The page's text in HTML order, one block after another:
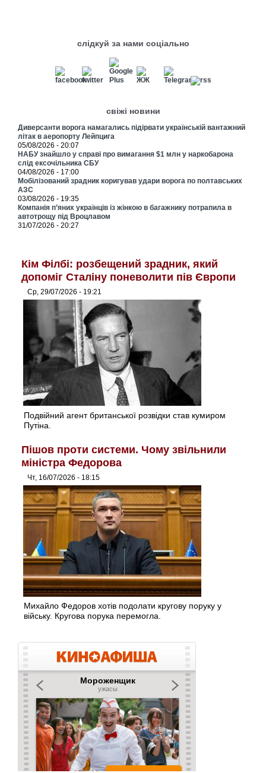
слідкуй за нами соціально
свіжі новини
Диверсанти ворога намагались підірвати українській вантажний
літак в аеропорту Лейпцига
05/08/2026 - 20:07
НАБУ знайшло у справі про вимагання $1 млн у наркобарона
слід ексочільника СБУ
04/08/2026 - 17:00
Мобілізований зрадник коригував удари ворога по полтавських
АЗС
03/08/2026 - 19:35
Компанія п’яних українців із жінкою в багажнику потрапила в
автотрощу під Вроцлавом
31/07/2026 - 20:27
Кім Філбі: розбещений зрадник, який
допоміг Сталіну поневолити пів Європи
Ср, 29/07/2026 - 19:21
Подвійний агент британської розвідки став кумиром
Путіна.
Пішов проти системи. Чому звільнили
міністра Федорова
Чт, 16/07/2026 - 18:15
Михайло Федоров хотів подолати кругову поруку у
війську. Кругова порука перемогла.